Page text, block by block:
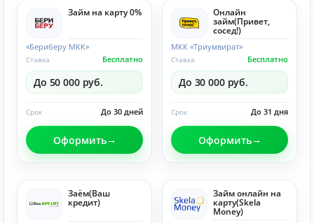
Займ на карту 0%
«Бериберу МКК»
Бесплатно
Ставка
До 50 000 руб.
До 30 дней
Срок
Оформить
Онлайн
займ(Привет,
сосед!)
МКК «Триумвират»
Бесплатно
Ставка
До 30 000 руб.
До 31 дня
Срок
Оформить
Заём(Ваш
кредит)
Займ онлайн на
карту(Skela
Money)